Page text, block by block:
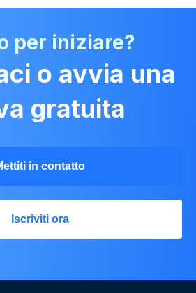
per iniziare?
o avvia una
gratuita
in contatto
Iscriviti ora